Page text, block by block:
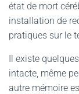
état de mort
installation de
pratiques sur le
Il existe
intacte, même
autre mémoire